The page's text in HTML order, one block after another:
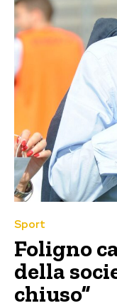
Sport
Foligno
della
chiuso”